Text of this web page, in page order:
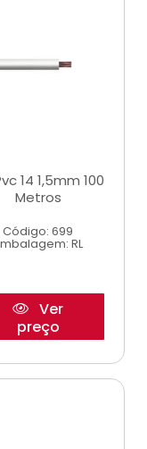
14 1,5mm 100
Metros
Código: 699
RL
Ver
preço